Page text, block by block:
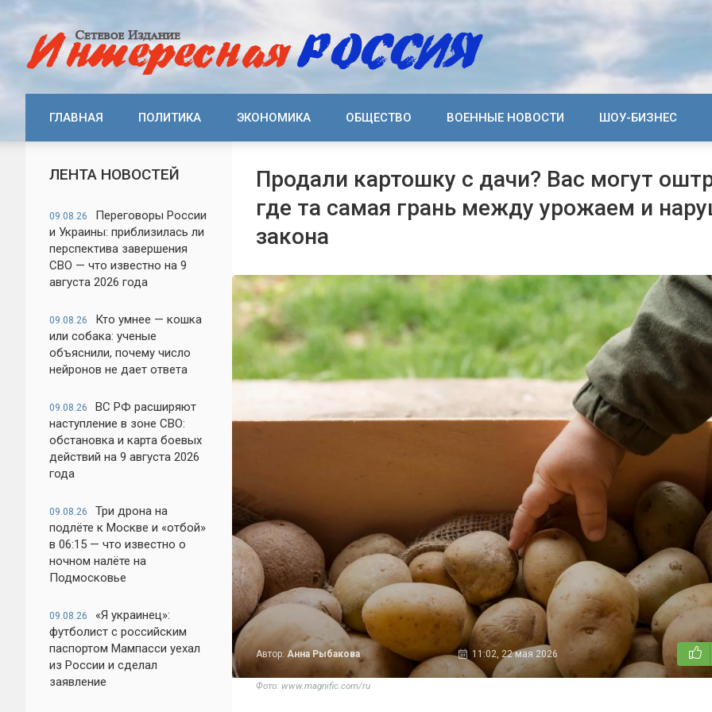
ГЛАВНАЯ ПОЛИТИКА ЭКОНОМИКА ОБЩЕСТВО ВОЕННЫЕ НОВОСТИ ШОУ-БИЗНЕС
ЛЕНТА НОВОСТЕЙ
09.08.26
Переговоры России
и Украины: приблизилась ли
перспектива завершения
СВО — что известно на 9
августа 2026 года
09.08.26
Кто умнее — кошка
или собака: ученые
объяснили, почему число
нейронов не дает ответа
09.08.26
ВС РФ расширяют
наступление в зоне СВО:
обстановка и карта боевых
действий на 9 августа 2026
года
09.08.26
Три дрона на
подлёте к Москве и «отбой»
в 06:15 — что известно о
ночном налёте на
Подмосковье
09.08.26
«Я украинец»:
футболист с российским
паспортом Мампасси уехал
из России и сделал
заявление
Продали картошку с дачи? Вас могут
где та самая грань между урожаем и
закона
Автор: Анна Рыбакова 11:02, 22 мая 2026
Фото: www.magnific.com/ru